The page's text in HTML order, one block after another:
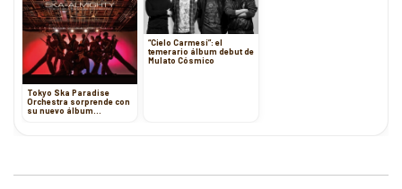
Tokyo Ska Paradise
Orchestra sorprende con
su nuevo álbum
“Cielo Carmesí”: el
temerario álbum debut de
Mulato Cósmico